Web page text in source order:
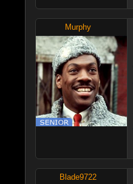
Murphy
Blade9722